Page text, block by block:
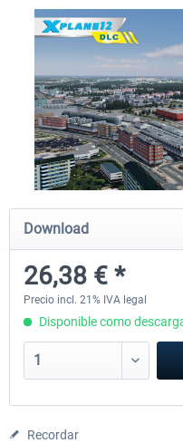
30,45 € *
Download
26,38 € *
Precio incl. 21% IVA legal
Disponible como
Recordar